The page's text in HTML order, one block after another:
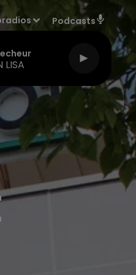
Podcasts
LISA